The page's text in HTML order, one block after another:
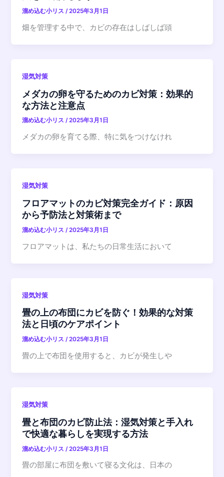
溜め込む小リス/2025年3月1日
畑を管理する中で、カビの存在はしばしば頭
湿気対策
メダカの卵を守るためのカビ対策：効果的
な方法と注意点
溜め込む小リス/2025年3月1日
メダカの卵を育てる際、特に気をつけなけれ
湿気対策
フロアマットのカビ対策完全ガイド：原因
から予防法と対策術まで
溜め込む小リス/2025年3月1日
フロアマットは、私たちの日常生活において
湿気対策
畳の上の布団にカビを防ぐ！効果的な対策
法と日頃のケアポイント
溜め込む小リス/2025年3月1日
畳の上で布団を使用すると、カビが発生しや
湿気対策
畳と布団のカビ防止法：湿気対策と手入れ
で快適な暮らしを実現する方法
溜め込む小リス /2025年3月1日
畳の部屋に布団を敷いて寝る文化は、日本の